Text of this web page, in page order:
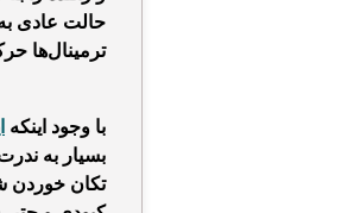
حالت عادی
ترمینال‌ها
با وجود اینکه
بسیار به
تکان خوردن